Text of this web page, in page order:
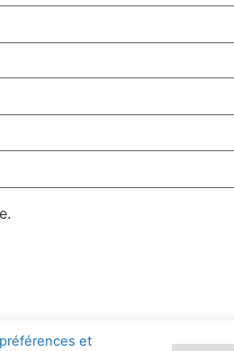
© 2025 Wishmakers.
et